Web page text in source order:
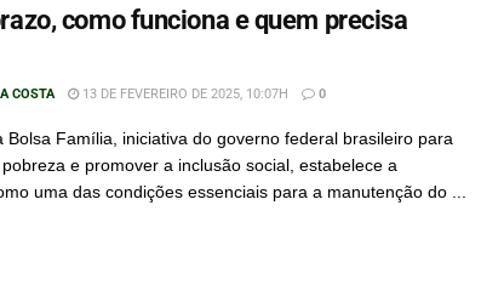
como funciona e quem precisa
COSTA 13 DE FEVEREIRO DE 2025, 10:07H 0
Bolsa Família, iniciativa do governo federal brasileiro para
e promover a inclusão social, estabelece a
uma das condições essenciais para a manutenção do ...